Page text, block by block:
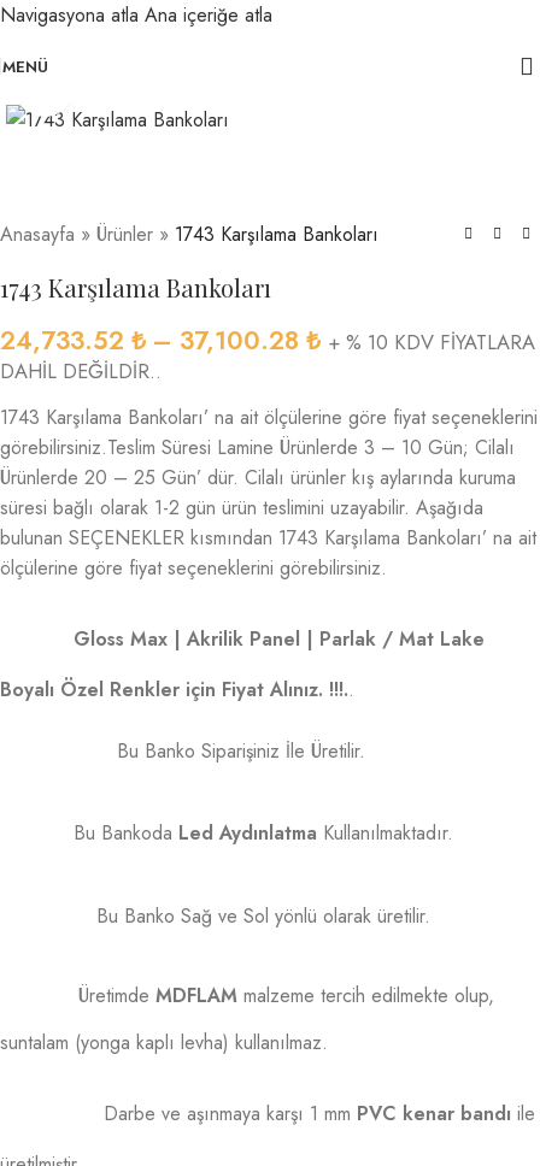
Navigasyona atla Ana içeriğe atla
MENÜ
Anasayfa » Ürünler » 1743 Karşılama Bankoları
1743 Karşılama Bankoları
24,733.52 ₺ – 37,100.28 ₺ + % 10 KDV FİYATLARA
DAHİL DEĞİLDİR..
1743 Karşılama Bankoları’ na ait ölçülerine göre fiyat seçeneklerini
görebilirsiniz.Teslim Süresi Lamine Ürünlerde 3 – 10 Gün; Cilalı
Ürünlerde 20 – 25 Gün’ dür. Cilalı ürünler kış aylarında kuruma
süresi bağlı olarak 1-2 gün ürün teslimini uzayabilir. Aşağıda
bulunan SEÇENEKLER kısmından 1743 Karşılama Bankoları’ na ait
ölçülerine göre fiyat seçeneklerini görebilirsiniz.
Gloss Max | Akrilik Panel | Parlak / Mat Lake
Boyalı Özel Renkler için Fiyat Alınız. !!!..
Bu Banko Siparişiniz İle Üretilir.
Bu Bankoda Led Aydınlatma Kullanılmaktadır.
Bu Banko Sağ ve Sol yönlü olarak üretilir.
Üretimde MDFLAM malzeme tercih edilmekte olup,
suntalam (yonga kaplı levha) kullanılmaz.
Darbe ve aşınmaya karşı 1 mm PVC kenar bandı ile